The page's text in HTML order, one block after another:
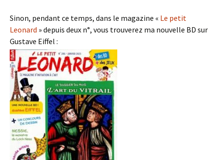
Sinon, pendant ce temps, dans le magazine « Le petit
Leonard » depuis deux n°, vous trouverez ma nouvelle BD sur
Gustave Eiffel :